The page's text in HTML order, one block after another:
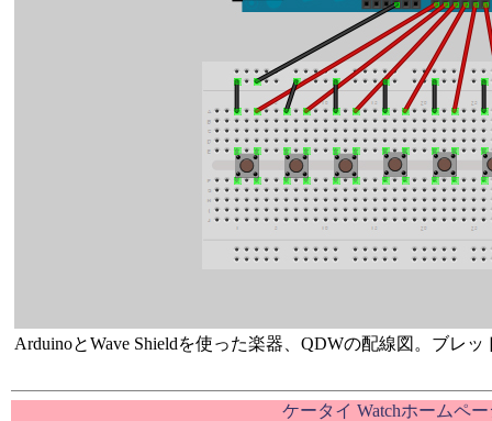
ArduinoとWave Shieldを使った楽器、QDWの配線図。ブレ
ケータイ Watchホームペー